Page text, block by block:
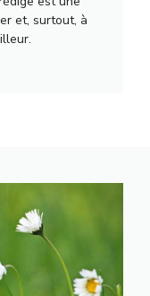
et, surtout, à